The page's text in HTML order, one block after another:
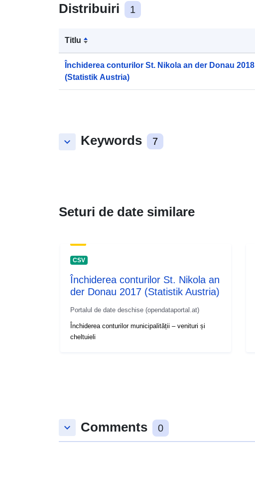
Distribuiri 1
Titlu
Închiderea conturilor St. Nikola an der Donau 2018
(Statistik Austria)
keyboard_arrow_down Keywords 7
Seturi de date similare
CSV
Închiderea conturilor St. Nikola an
der Donau 2017 (Statistik Austria)
Portalul de date deschise (opendataportal.at)
Închiderea conturilor municipalității – venituri și
cheltuieli
keyboard_arrow_down Comments 0